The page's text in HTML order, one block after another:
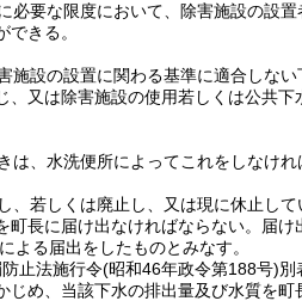
必要な限度において、除害施設の設
きる。
施設の設置に関わる基準に適合しな
又は除害施設の使用若しくは公共下
、水洗便所によってこれをしなけれ
、若しくは廃止し、又は現に休止し
長に届け出なければならない。
届け
よる届出をしたものとみなす。
止法施行令(昭和46年政令第188号)別
め、当該下水の排出量及び水質を町